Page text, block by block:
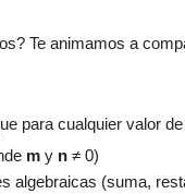
Te animamos a
para cualquier valor
m y n ≠ 0)
algebraicas (suma,